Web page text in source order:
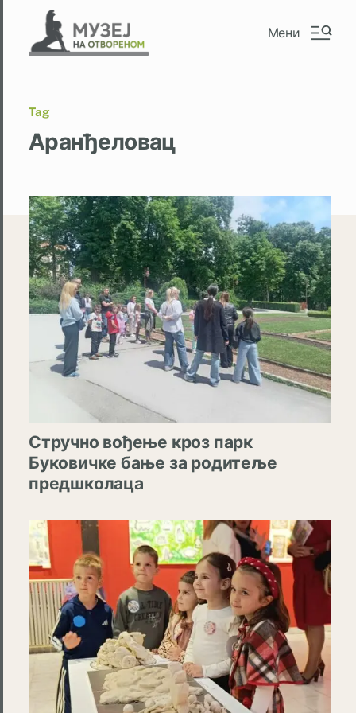
Мени
Tag
Аранђеловац
Стручно вођење кроз парк
Буковичке бање за родитеље
предшколаца